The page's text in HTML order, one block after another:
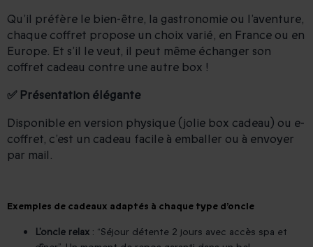
Qu’il préfère le bien-être, la gastronomie ou l’aventure,
chaque coffret propose un choix varié, en France ou en
Europe. Et s’il le veut, il peut même échanger son
coffret cadeau contre une autre box !
✅ Présentation élégante
Disponible en version physique (jolie box cadeau) ou e-
coffret, c’est un cadeau facile à emballer ou à envoyer
par mail.
Exemples de cadeaux adaptés à chaque type d’oncle
L’oncle relax : “Séjour détente 2 jours avec accès spa et